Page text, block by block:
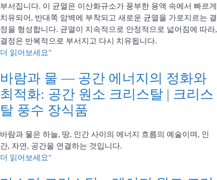
부서집니다. 이 균열은 이산화규소가 풍부한 용액 속에서 빠르게
치유되어, 반대쪽 암벽에 부착되고 새로운 균열을 가로지르는 결
정을 형성합니다. 균열이 지속적으로 안정적으로 넓어짐에 따라,
결정은 반복적으로 부서지고 다시 치유됩니다.
더 읽어보세요"
바람과 물 — 공간 에너지의 정화와
최적화: 공간 원소 크리스탈 | 크리스
탈 풍수 장식품
바람과 물은 하늘, 땅, 인간 사이의 에너지 흐름의 예술이며, 인
간, 자연, 공간을 연결하는 것입니다.
더 읽어보세요"